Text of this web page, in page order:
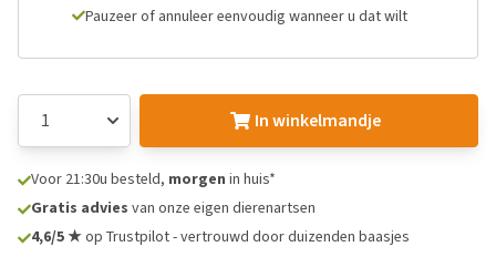
Pauzeer of annuleer eenvoudig wanneer u dat wilt
In winkelmandje
Voor 21:30u besteld, morgen in huis*
Gratis advies van onze eigen dierenartsen
4,6/5 ★op Trustpilot - vertrouwd door duizenden baasjes